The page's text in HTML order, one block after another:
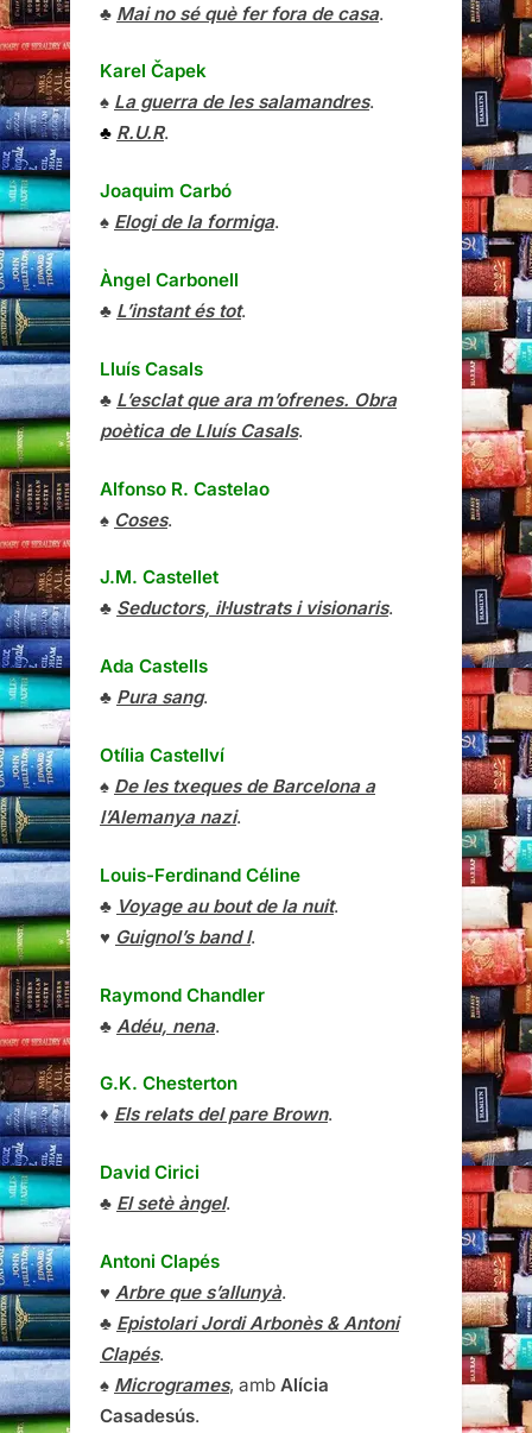
♣ Mai no sé què fer fora de casa.
Karel Čapek
♠ La guerra de les salamandres.
♣ R.U.R.
Joaquim Carbó
♠ Elogi de la formiga.
Àngel Carbonell
♣ L’instant és tot.
Lluís Casals
♣ L’esclat que ara m’ofrenes. Obra
poètica de Lluís Casals.
Alfonso R. Castelao
♠ Coses.
J.M. Castellet
♣ Seductors, il·lustrats i visionaris.
Ada Castells
♣ Pura sang.
Otília Castellví
♠ De les txeques de Barcelona a
l’Alemanya nazi.
Louis-Ferdinand Céline
♣ Voyage au bout de la nuit.
♥ Guignol’s band I.
Raymond Chandler
♣ Adéu, nena.
G.K. Chesterton
♦ Els relats del pare Brown.
David Cirici
♣ El setè àngel.
Antoni Clapés
♥ Arbre que s’allunyà.
♣ Epistolari Jordi Arbonès & Antoni
Clapés.
♠ Microgrames, amb Alícia
Casadesús.